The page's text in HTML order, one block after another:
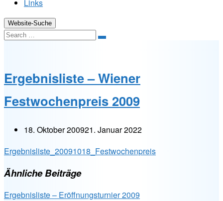
Links
Website-Suche
Search
Ergebnisliste – Wiener
Festwochenpreis 2009
18. Oktober 200921. Januar 2022
Ergebnisliste_20091018_Festwochenpreis
Ähnliche Beiträge
Ergebnisliste – Eröffnungsturnier 2009